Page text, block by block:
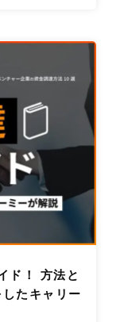
ド！ 方法と
たキャリー